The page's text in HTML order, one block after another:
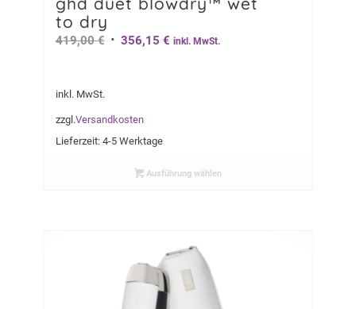
to dry
419,00€ Ursprünglicher
356,15 €Aktueller
inkl. MwSt.
inkl. MwSt.
zzgl.Versandkosten
Lieferzeit: 4-5 Werktage
Ausführung wählen